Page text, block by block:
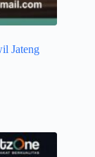
Jateng